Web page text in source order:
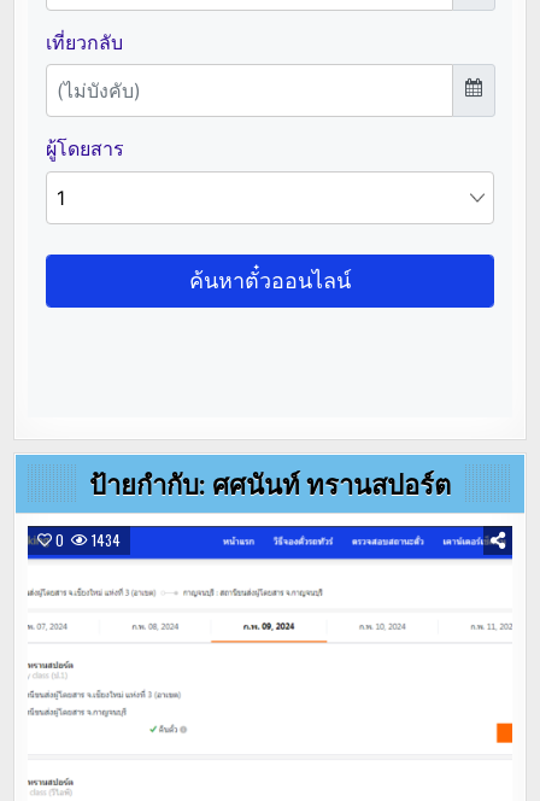
ป้ายกำกับ: ศศนันท์ ทรานสปอร์ต
0 1434